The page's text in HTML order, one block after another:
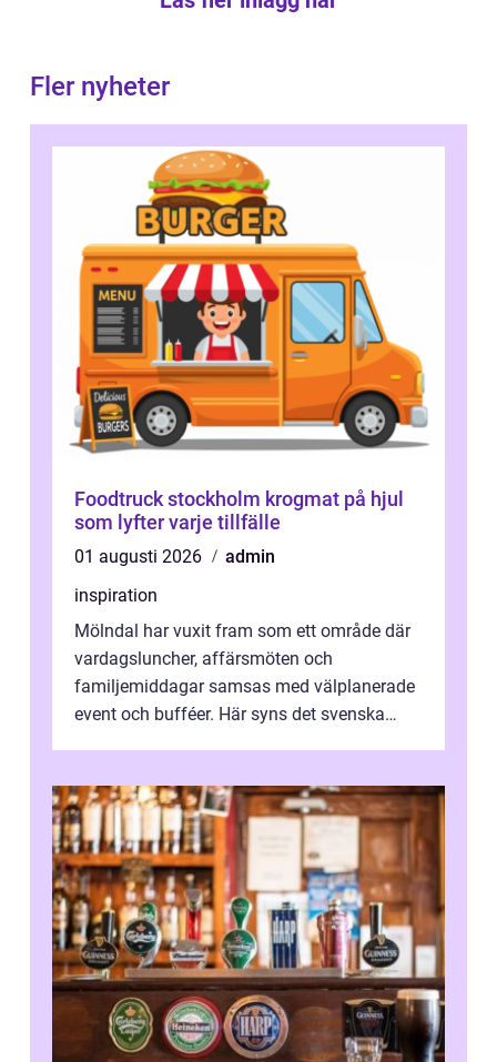
Fler nyheter
Foodtruck stockholm krogmat på hjul
som lyfter varje tillfälle
01 augusti 2026
admin
inspiration
Mölndal har vuxit fram som ett område där
vardagsluncher, affärsmöten och
familjemiddagar samsas med välplanerade
event och bufféer. Här syns det svenska